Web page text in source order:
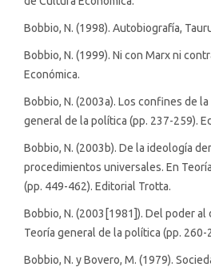
Bobbio, N. (1998). Autobiografía,
Bobbio, N. (1999). Ni con Marx ni
Económica.
Bobbio, N. (2003a). Los confines de
general de la política (pp. 237-259).
Bobbio, N. (2003b). De la ideología
procedimientos universales. En
(pp. 449-462). Editorial Trotta.
Bobbio, N. (2003[1981]). Del poder al
Teoría general de la política (pp.
Bobbio, N. y Bovero, M. (1979).